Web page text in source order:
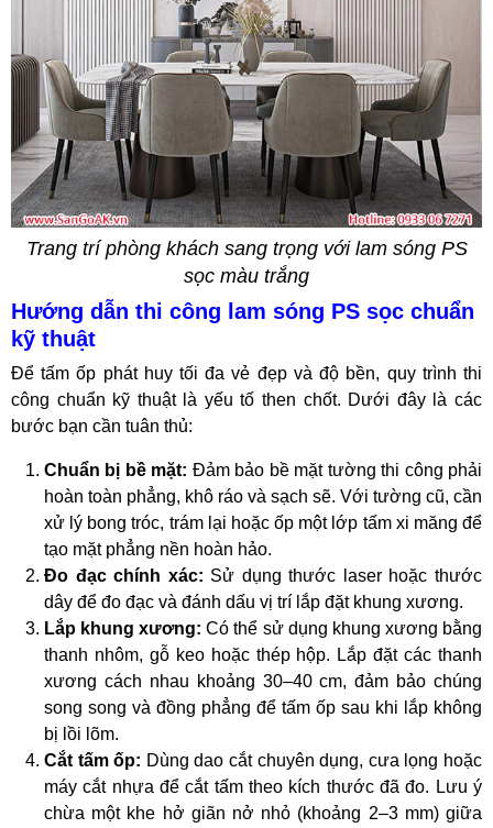
Trang trí phòng khách sang trọng với lam sóng PS
sọc màu trắng
Hướng dẫn thi công lam sóng PS sọc chuẩn
kỹ thuật
Để tấm ốp phát huy tối đa vẻ đẹp và độ bền, quy trình thi
công chuẩn kỹ thuật là yếu tố then chốt. Dưới đây là các
bước bạn cần tuân thủ:
Chuẩn bị bề mặt: Đảm bảo bề mặt tường thi công phải
hoàn toàn phẳng, khô ráo và sạch sẽ. Với tường cũ, cần
xử lý bong tróc, trám lại hoặc ốp một lớp tấm xi măng để
tạo mặt phẳng nền hoàn hảo.
Đo đạc chính xác: Sử dụng thước laser hoặc thước
dây để đo đạc và đánh dấu vị trí lắp đặt khung xương.
Lắp khung xương: Có thể sử dụng khung xương bằng
thanh nhôm, gỗ keo hoặc thép hộp. Lắp đặt các thanh
xương cách nhau khoảng 30–40 cm, đảm bảo chúng
song song và đồng phẳng để tấm ốp sau khi lắp không
bị lồi lõm.
Cắt tấm ốp: Dùng dao cắt chuyên dụng, cưa lọng hoặc
máy cắt nhựa để cắt tấm theo kích thước đã đo. Lưu ý
chừa một khe hở giãn nở nhỏ (khoảng 2–3 mm) giữa